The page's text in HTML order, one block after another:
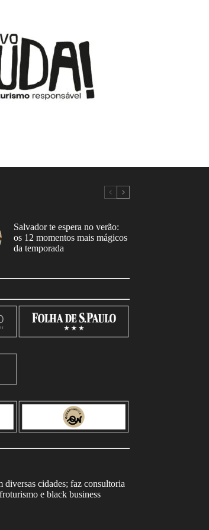
Salvador te espera no verão:
os 12 momentos mais mágicos
da temporada
cidades; faz consultoria
e black business